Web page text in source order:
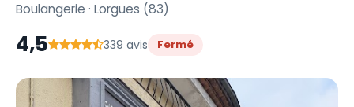
Boulangerie · Lorgues (83)
4,5 339 avis Fermé